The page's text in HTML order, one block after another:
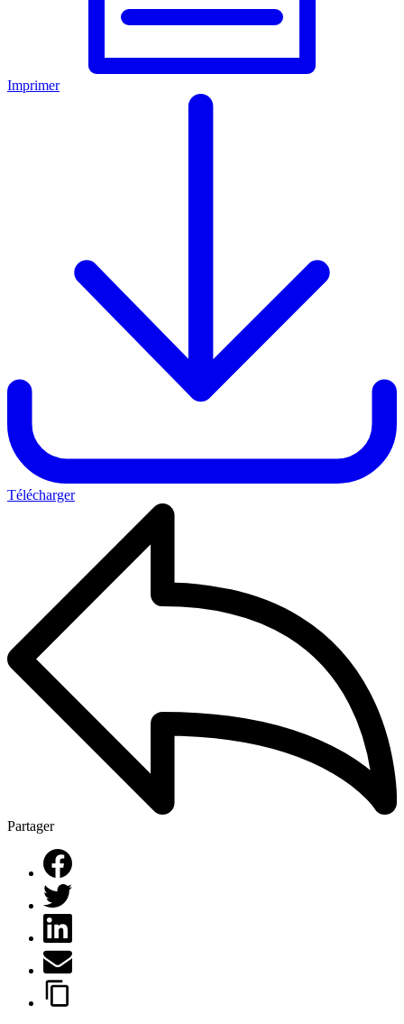
Imprimer
Télécharger
Partager